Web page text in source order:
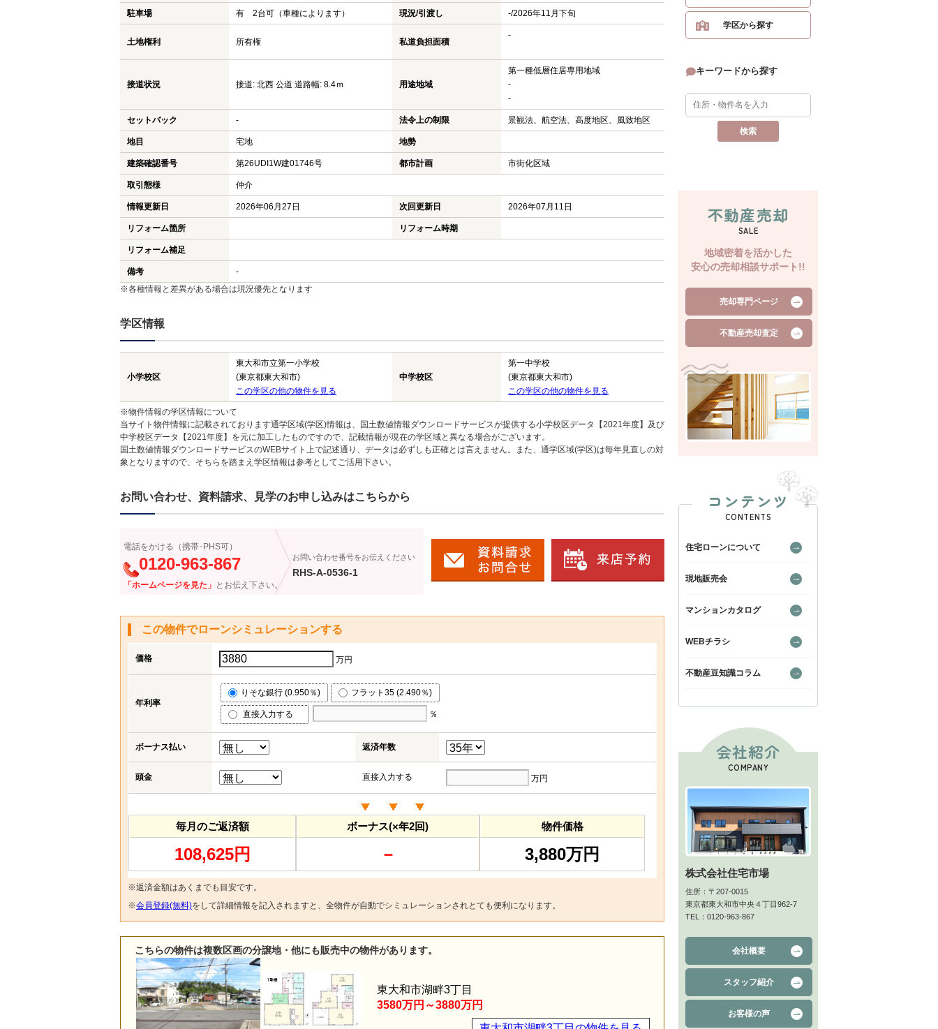
駐車場 有 2台可（車種によります） 現況/引渡し -/2026年11月下旬
土地権利 所有権 私道負担面積
-
接道状況 接道: 北西 公道 道路幅: 8.4ｍ 用途地域
第一種低層住居専用地域
-
-
セットバック - 法令上の制限 景観法、航空法、高度地区、風致地区
地目 宅地 地勢
建築確認番号 第26UDI1W建01746号 都市計画 市街化区域
取引態様 仲介
情報更新日 2026年06月27日 次回更新日 2026年07月11日
リフォーム箇所 リフォーム時期
リフォーム補足
備考
-
※各種情報と差異がある場合は現況優先となります
学区情報
小学校区
東大和市立第一小学校
(東京都東大和市)
この学区の他の物件を見る
中学校区
第一中学校
(東京都東大和市)
この学区の他の物件を見る
※物件情報の学区情報について
当サイト物件情報に記載されております通学区域(学区)情報は、国土数値情報ダウンロードサービスが提供する小学校区データ【2021年度】及び
中学校区データ【2021年度】を元に加工したものですので、記載情報が現在の学区域と異なる場合がございます。
国土数値情報ダウンロードサービスのWEBサイト上で記述通り、データは必ずしも正確とは言えません。また、通学区域(学区)は毎年見直しの対
象となりますので、そちらを踏まえ学区情報は参考としてご活用下さい。
お問い合わせ、資料請求、見学のお申し込みはこちらから
電話をかける（携帯･PHS可）
0120-963-867
「ホームページを見た」 とお伝え下さい。
お問い合わせ番号をお伝えください
RHS-A-0536-1
この物件でローンシミュレーションする
価格 万円
年利率
りそな銀行 (0.950％) フラット35 (2.490％)
直接入力する ％
ボーナス払い 返済年数
頭金 直接入力する 万円
毎月のご返済額
108,625円
ボーナス(×年2回)
－
物件価格
3,880万円
※返済金額はあくまでも目安です。
※会員登録(無料)をして詳細情報を記入されますと、全物件が自動でシミュレーションされとても便利になります。
こちらの物件は複数区画の分譲地・他にも販売中の物件があります。
東大和市湖畔3丁目
3580万円～3880万円
学区から探す
キーワードから探す
不動産売却
SALE
地域密着を活かした
安心の売却相談サポート!!
売却専門ページ
不動産売却査定
コンテンツ
CONTENTS
住宅ローンについて
現地販売会
マンションカタログ
WEBチラシ
不動産豆知識コラム
会社紹介
COMPANY
株式会社住宅市場
住所：〒207-0015
東京都東大和市中央４丁目962-7
TEL：0120-963-867
会社概要
スタッフ紹介
お客様の声